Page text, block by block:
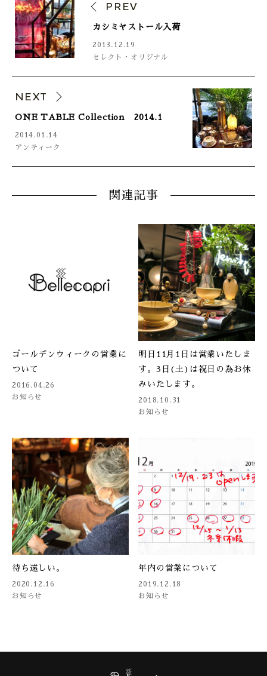
PREV
カシミヤストール入荷
2013.12.19
セレクト・オリジナル
NEXT
ONE TABLE Collection 2014.1
2014.01.14
アンティーク
関連記事
ゴールデンウィークの営業に
ついて
2016.04.26
お知らせ
明日11月1日は営業いたしま
す。3日(土)は祝日の為お休
みいたします。
2018.10.31
お知らせ
待ち遠しい。
2020.12.16
お知らせ
年内の営業について
2019.12.18
お知らせ